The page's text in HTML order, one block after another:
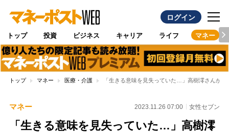
ログイン
トップ 投資 ビジネス キャリア ライフ マネー
トップ マネー 医療・介護 「生きる意味を見失っていた…」高樹澪さんが
マネー 2023.11.26 07:00 女性セブン
「生きる意味を見失っていた…」高樹澪